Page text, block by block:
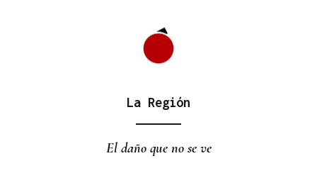
La Región
El daño que no se ve